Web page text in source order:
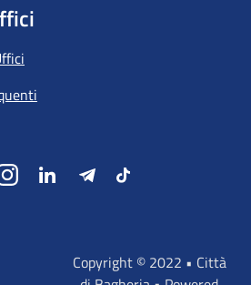
InstagramLinkedIn TelegramTiktok
Copyright © 2022 • Città